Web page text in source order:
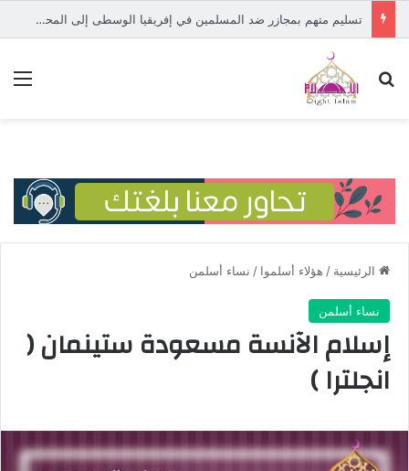
المسلمة الصومالية “إلهان عمر” من مخيمات اللجوء إلى الكونغرس
بحث عن
الرئيسية / هؤلاء أسلموا / نساء أسلمن
نساء أسلمن
إسلام الآنسة مسعودة ستينمان (
انجلترا )